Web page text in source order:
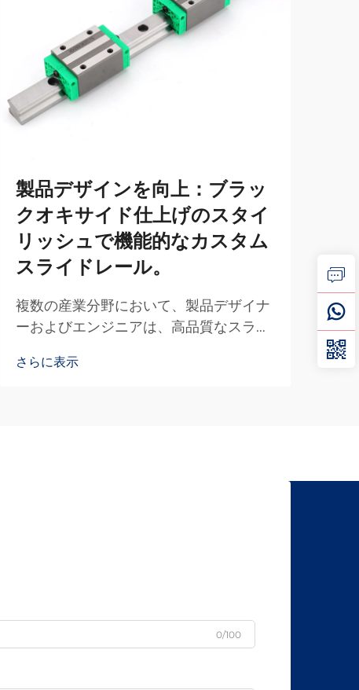
製品デザインを向上：ブラッ
クオキサイド仕上げのスタイ
リッシュで機能的なカスタム
スライドレール。
複数の産業分野において、製品デザイナ
ーおよびエンジニアは、高品質なスライ
ぼす変革的影響を、ますます認識するよ
さらに表示
せ
ク
指
面
さら
0/100